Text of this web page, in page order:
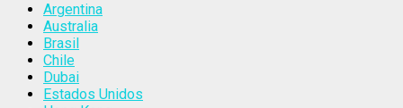
Argentina
Australia
Brasil
Chile
Dubai
Estados Unidos